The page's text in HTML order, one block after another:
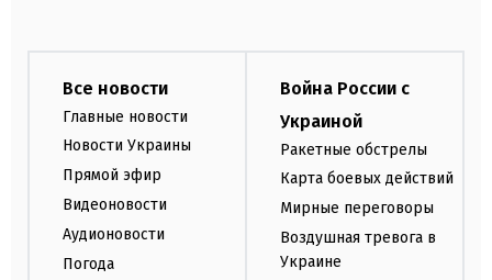
Все новости
Главные новости
Новости Украины
Прямой эфир
Видеоновости
Аудионовости
Погода
Война России с
Украиной
Ракетные обстрелы
Карта боевых действий
Мирные переговоры
Воздушная тревога в
Украине